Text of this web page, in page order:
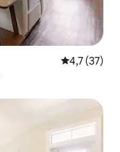
4,7 de uma
4,7 (37)